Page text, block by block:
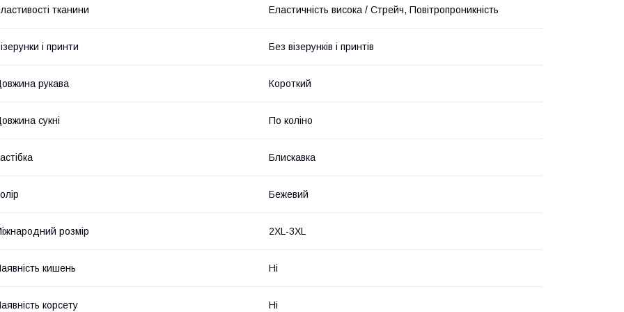
тканини Еластичність висока / Стрейч, Повітропроникність
і принти Без візерунків і принтів
рукава Короткий
сукні По коліно
Блискавка
Бежевий
розмір 2XL-3XL
кишень Ні
корсету Ні